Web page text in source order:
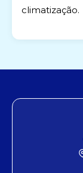
climatização.